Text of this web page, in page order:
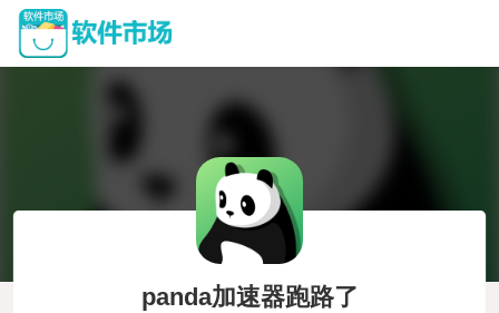
panda加速器跑路了